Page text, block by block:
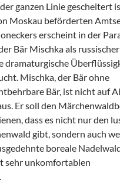
ganzen Linie gescheitert
Moskau beförderten
erscheint in der
Bär Mischka als
dramaturgische
Mischka, der Bär ohne
Bär, ist nicht auf
Er soll den
dass es nicht nur den
gibt, sondern auch
boreale
sehr unkomfortablen